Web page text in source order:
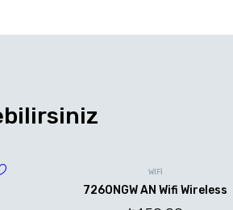
WİFİ
7260NGW AN Wifi Wireless